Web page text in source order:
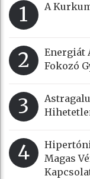
1 A
2
Energiát
Fokozó
3
4
Magas